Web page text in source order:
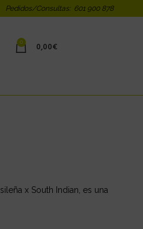
Pedidos/Consultas: 601 900 878
0 0,00€
x South Indian, es una